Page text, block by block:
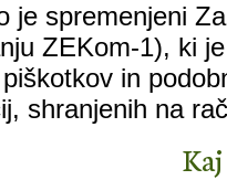
je spremenjeni
ZEKom-1), ki
in
shranjenih na